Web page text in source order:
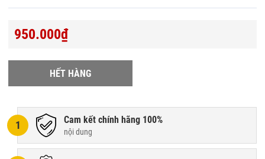
950.000₫
HẾT HÀNG
1 Cam kết chính hãng 100%
nội dung